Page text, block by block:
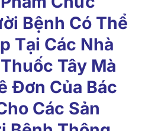
Bệnh Có Thể
Tại Các Nhà
Tây Mà
Đơn Của Bác
Các Sản